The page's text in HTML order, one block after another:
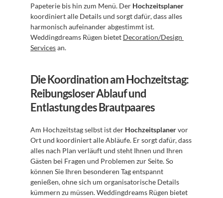
Papeterie bis hin zum Menü. Der Hochzeitsplaner
koordiniert alle Details und sorgt dafür, dass alles
harmonisch aufeinander abgestimmt ist.
Weddingdreams Rügen bietet Decoration/Design
Services an.
Die Koordination am Hochzeitstag:
Reibungsloser Ablauf und
Entlastung des Brautpaares
Am Hochzeitstag selbst ist der Hochzeitsplaner vor
Ort und koordiniert alle Abläufe. Er sorgt dafür, dass
alles nach Plan verläuft und steht Ihnen und Ihren
Gästen bei Fragen und Problemen zur Seite. So
können Sie Ihren besonderen Tag entspannt
genießen, ohne sich um organisatorische Details